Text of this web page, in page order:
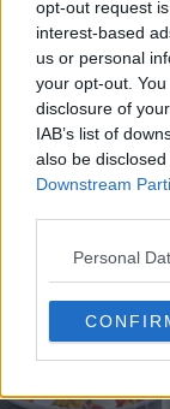
opt-out request
interest-based
us or personal
your opt-out.
disclosure of
IAB’s list of
also be
Downstream
Personal